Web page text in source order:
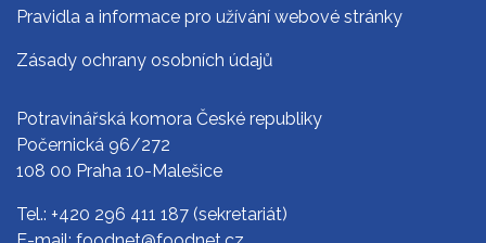
Pravidla a informace pro užívání webové stránky
Zásady ochrany osobních údajů
Potravinářská komora České republiky
Počernická 96/272
108 00 Praha 10-Malešice
Tel.: +420 296 411 187 (sekretariát)